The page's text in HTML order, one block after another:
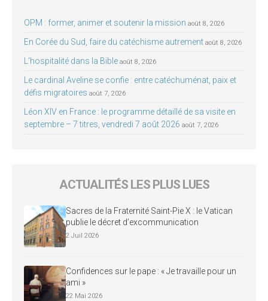
OPM : former, animer et soutenir la mission août 8, 2026
En Corée du Sud, faire du catéchisme autrement août 8, 2026
L’hospitalité dans la Bible août 8, 2026
Le cardinal Aveline se confie : entre catéchuménat, paix et
défis migratoires août 7, 2026
Léon XIV en France : le programme détaillé de sa visite en
septembre – 7 titres, vendredi 7 août 2026 août 7, 2026
ACTUALITÉS LES PLUS LUES
Sacres de la Fraternité Saint-Pie X : le Vatican
publie le décret d’excommunication
2 Juil 2026
Confidences sur le pape : « Je travaille pour un
ami »
22 Mai 2026